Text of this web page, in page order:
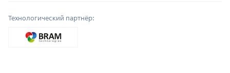
Технологический партнёр: